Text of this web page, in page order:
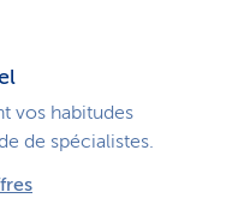
vos habitudes
de spécialistes.